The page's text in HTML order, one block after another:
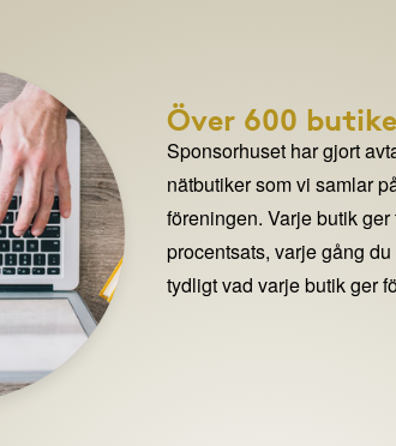
Över 600
Sponsorhuset har gjort
nätbutiker som vi samlar
föreningen. Varje butik
procentsats, varje gång
tydligt vad varje butik ger